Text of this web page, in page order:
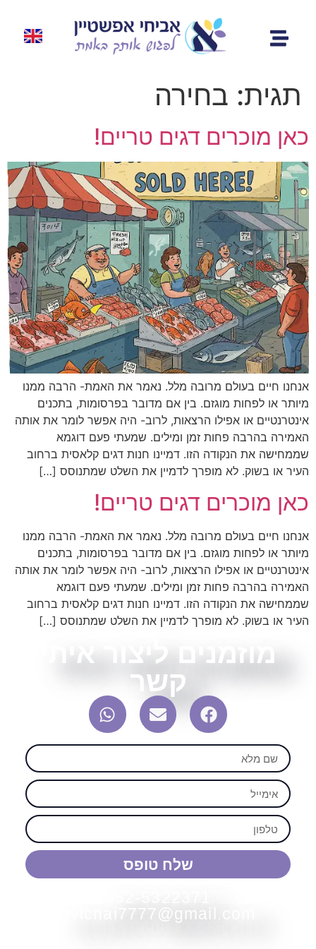
תגית: בחירה
כאן מוכרים דגים טריים!
אנחנו חיים בעולם מרובה מלל. נאמר את האמת- הרבה ממנו
מיותר או לפחות מוגזם. בין אם מדובר בפרסומות, בתכנים
אינטרנטיים או אפילו הרצאות, לרוב- היה אפשר לומר את אותה
האמירה בהרבה פחות זמן ומילים. שמעתי פעם דוגמא
שממחישה את הנקודה הזו. דמיינו חנות דגים קלאסית ברחוב
העיר או בשוק. לא מופרך לדמיין את השלט שמתנוסס […]
כאן מוכרים דגים טריים!
אנחנו חיים בעולם מרובה מלל. נאמר את האמת- הרבה ממנו
מיותר או לפחות מוגזם. בין אם מדובר בפרסומות, בתכנים
אינטרנטיים או אפילו הרצאות, לרוב- היה אפשר לומר את אותה
האמירה בהרבה פחות זמן ומילים. שמעתי פעם דוגמא
שממחישה את הנקודה הזו. דמיינו חנות דגים קלאסית ברחוב
העיר או בשוק. לא מופרך לדמיין את השלט שמתנוסס […]
מוזמנים ליצור איתי
קשר
שלח טופס
avichai7777@gmail.com